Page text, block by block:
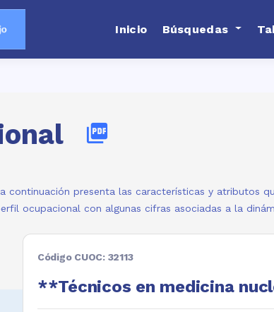
Inicio Búsquedas
picture_as_pdf
continuación presenta las características y atributos
ocupacional con algunas cifras asociadas a la
Código CUOC: 32113
**Técnicos en medicina